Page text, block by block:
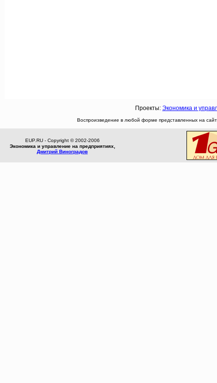
Проекты: Экономика и
Воспроизведение в любой форме представленных на
EUP.RU - Copyright © 2002-2006
Экономика и управление на предприятиях,
Дмитрий Виноградов